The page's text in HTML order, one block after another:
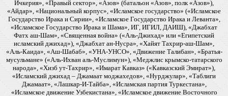
Ичкерия», «Правый сектор», «Азов» (батальон «Азов», полк «Азов»),
«Айдар», «Национальный корпус», «Исламское государство» («Исламское
Государство Ирака и Сирии», «Исламское Государство Ирака и Леванта»,
«Исламское Государство Ирака и Шама», ИГ, ИГИЛ, ДАИШ), «Джабхат
Фатх аш-Шам», «Священная война» («Аль-Джихад» или «Египетский
исламский джихад»), «Джабхат ан-Нусра», «Хайят Тахрир-аш-Шам»,
«Аль-Каида», «Аш-Шабаб», «УНА-УНСО», «Движение Талибан», «Братья-
мусульмане» («Аль-Ихван аль-Муслимун»), «Меджлис крымско-татарского
народа», «Хизб ут-Тахрир», «Имарат Кавказ» («Кавказский Эмират»),
«Исламский джихад – Джамаат моджахедов», «Нурджулар», «Таблиги
Джамаат», «Лашкар-И-Тайба», «Исламская партия Туркестана»,
«Исламское движение Узбекистана», «Исламское движение Восточного